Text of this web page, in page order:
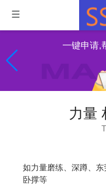
一键申请,
力量
如力量磨练、深蹲、
卧撑等